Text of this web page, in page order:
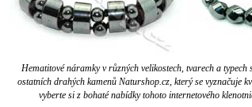
Hematitové náramky v různých velikostech, tvarech a typech
ostatních drahých kamenů Naturshop.cz, který se vyznačuje
vyberte si z bohaté nabídky tohoto internetového